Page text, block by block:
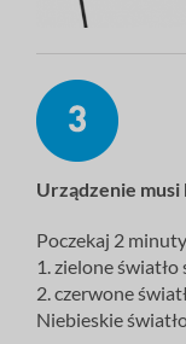
Urządzenie musi
Poczekaj 2
1. zielone
2. czerwone
Niebieskie